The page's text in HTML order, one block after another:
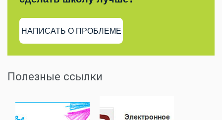
НАПИСАТЬ О ПРОБЛЕМЕ
Полезные ссылки